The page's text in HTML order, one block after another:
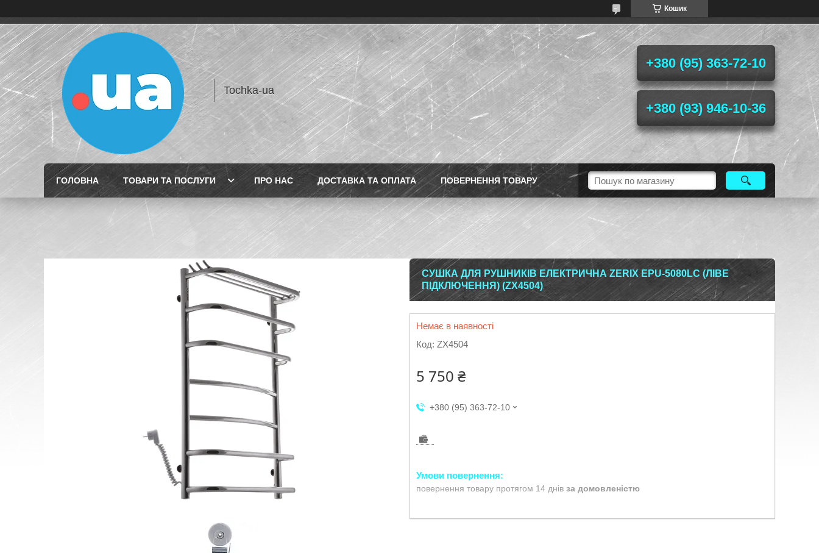
Кошик
Tochka-ua
+380 (95) 363-72-10
+380 (93) 946-10-36
ГОЛОВНА ТОВАРИ ТА ПОСЛУГИ ПРО НАС ДОСТАВКА ТА ОПЛАТА ПОВЕРНЕННЯ ТОВАРУ
СУШКА ДЛЯ РУШНИКІВ ЕЛЕКТРИЧНА ZERIX EPU-5080LC (ЛІВЕ
ПІДКЛЮЧЕННЯ) (ZX4504)
Немає в наявності
Код: ZX4504
5 750 ₴
+380 (95) 363-72-10
повернення товару протягом 14 днів за домовленістю